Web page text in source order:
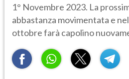
1° Novembre 2023. La
abbastanza movimentata e
ottobre farà capolino